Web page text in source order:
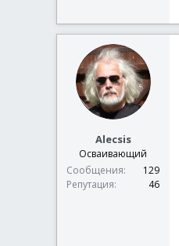
Alecsis
Осваивающий
Сообщения
129
Репутация
46